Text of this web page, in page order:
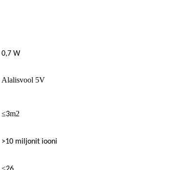
0,7 W
Alalisvool 5V
≤3m2
>10 miljonit iooni
≤